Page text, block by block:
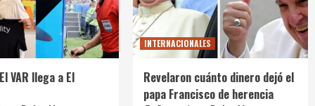
VAR llega a El
INTERNACIONALES
Revelaron cuánto dinero dejó el
papa Francisco de herencia